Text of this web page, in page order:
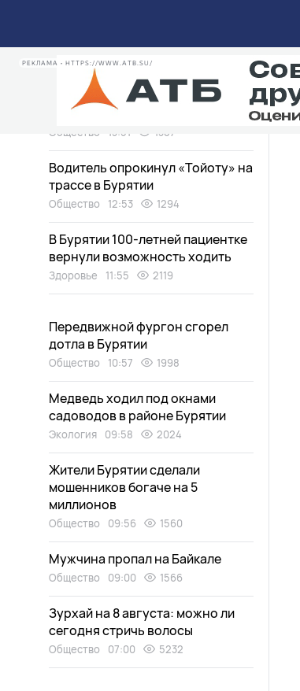
РЕКЛАМА • HTTPS://WWW.ATB.SU/
Общество 14:50
Кроссовер выехал на пути перед
поездом в Бурятии. ВИДЕО
Общество 13:51 1387
Водитель опрокинул «Тойоту» на
трассе в Бурятии
Общество 12:53 1294
В Бурятии 100-летней пациентке
вернули возможность ходить
Здоровье 11:55 2119
Передвижной фургон сгорел
дотла в Бурятии
Общество 10:57 1998
Медведь ходил под окнами
садоводов в районе Бурятии
Экология 09:58 2024
Жители Бурятии сделали
мошенников богаче на 5
миллионов
Общество 09:56 1560
Мужчина пропал на Байкале
Общество 09:00 1566
Зурхай на 8 августа: можно ли
сегодня стричь волосы
Общество 07:00 5232